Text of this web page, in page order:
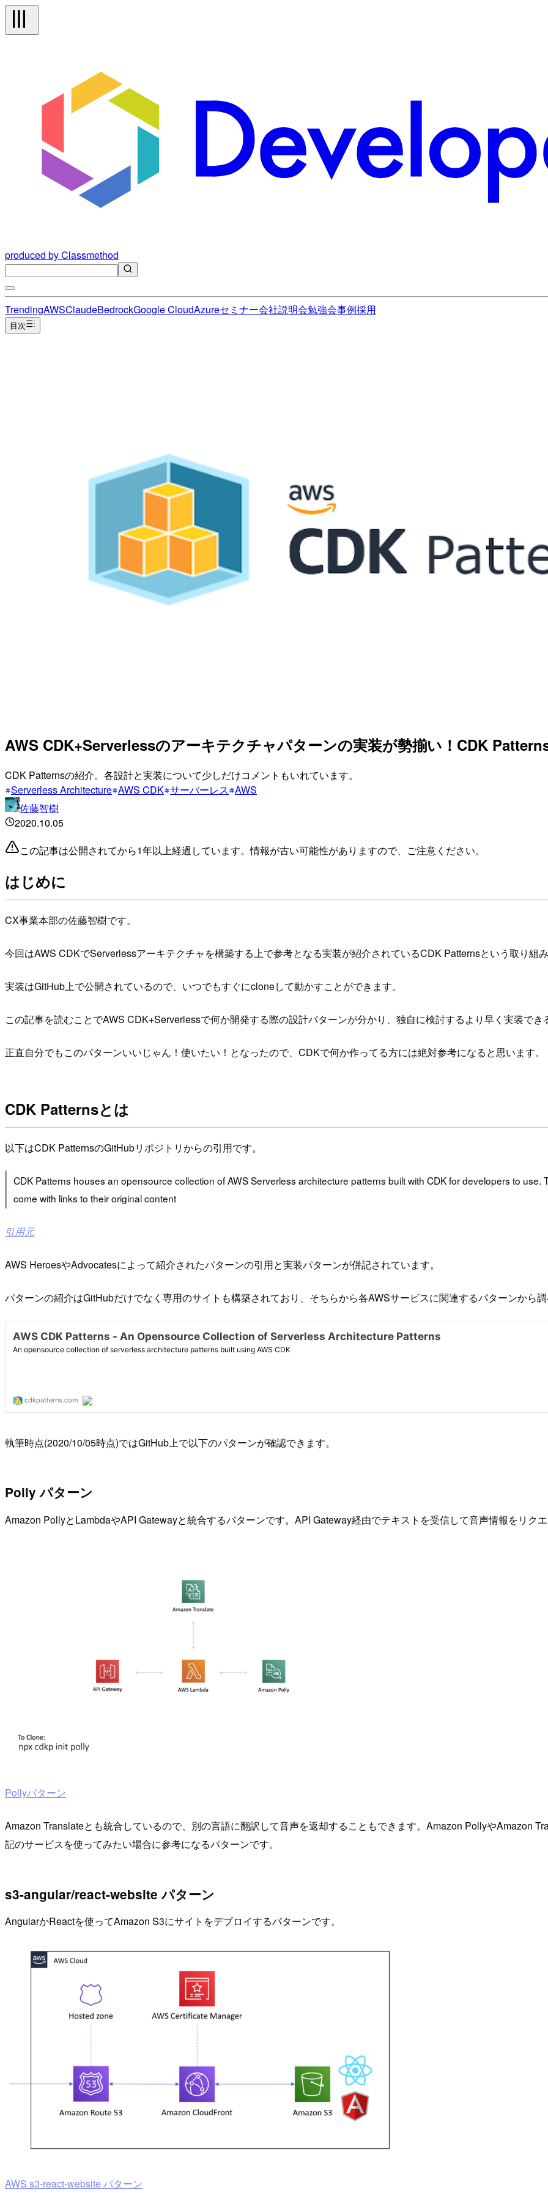
produced by Classmethod
TrendingAWSClaudeBedrockGoogle CloudAzureセミナー会社説明会勉強会事例採用
目次
AWS CDK+Serverlessのアーキテクチャパターンの実装が勢揃い！CDK
CDK Patternsの紹介。各設計と実装について少しだけコメントもいれています。
Serverless Architecture AWS CDK サーバーレス AWS
佐藤智樹
2020.10.05
この記事は公開されてから1年以上経過しています。情報が古い可能性がありますので、ご注意ください。
はじめに
CX事業本部の佐藤智樹です。
今回はAWS CDKでServerlessアーキテクチャを構築する上で参考となる実装が紹介されているCDK Patternsという取り組
実装はGitHub上で公開されているので、いつでもすぐにcloneして動かすことができます。
この記事を読むことでAWS CDK+Serverlessで何か開発する際の設計パターンが分かり、独自に検討するより早く実装でき
正直自分でもこのパターンいいじゃん！使いたい！となったので、CDKで何か作ってる方には絶対参考になると思います。
CDK Patternsとは
以下はCDK PatternsのGitHubリポジトリからの引用です。
CDK Patterns houses an opensource collection of AWS Serverless architecture patterns built with CDK for developers to
come with links to their original content
引用元
AWS HeroesやAdvocatesによって紹介されたパターンの引用と実装パターンが併記されています。
パターンの紹介はGitHubだけでなく専用のサイトも構築されており、そちらから各AWSサービスに関連するパターンから調
執筆時点(2020/10/05時点)ではGitHub上で以下のパターンが確認できます。
Polly パターン
Amazon PollyとLambdaやAPI Gatewayと統合するパターンです。API Gateway経由でテキストを受信して音声情報をリクエ
Pollyパターン
Amazon Translateとも統合しているので、別の言語に翻訳して音声を返却することもできます。Amazon PollyやAmazon
記のサービスを使ってみたい場合に参考になるパターンです。
s3-angular/react-website パターン
AngularかReactを使ってAmazon S3にサイトをデプロイするパターンです。
AWS s3-react-website パターン